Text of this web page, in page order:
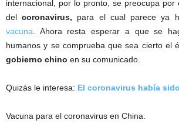
internacional, por lo pronto, se preocupa por
delcoronavirus, para el cual parece ya
vacuna . Ahora resta esperar a que se
humanos y se comprueba que sea cierto el
gobierno chino en su comunicado.
Quizás le interesa: El coronavirus había
Vacuna para el coronavirus en China.